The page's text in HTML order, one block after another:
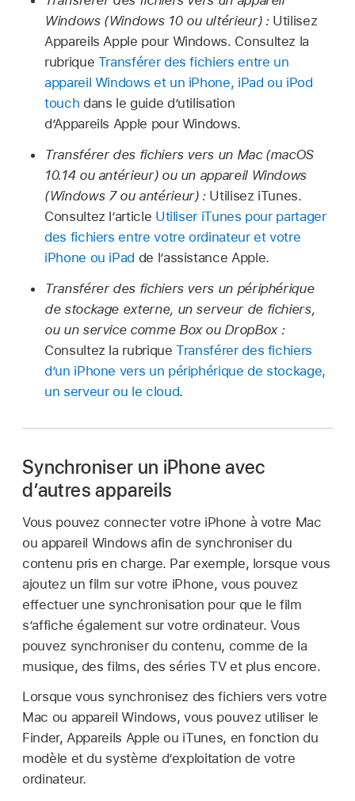
Windows (Windows 10 ou ultérieur) : Utilisez
Appareils Apple pour Windows. Consultez la
rubrique Transférer des fichiers entre un
appareil Windows et un iPhone, iPad ou iPod
touch dans le guide d’utilisation
d’Appareils Apple pour Windows.
Transférer des fichiers vers un Mac (macOS
10.14 ou antérieur) ou un appareil Windows
(Windows 7 ou antérieur) : Utilisez iTunes.
Consultez l’article Utiliser iTunes pour partager
des fichiers entre votre ordinateur et votre
iPhone ou iPad de l’assistance Apple.
Transférer des fichiers vers un périphérique
de stockage externe, un serveur de fichiers,
ou un service comme Box ou DropBox :
Consultez la rubriqueTransférer des fichiers
d’un iPhone vers un périphérique de stockage,
un serveur ou le cloud.
Synchroniser un iPhone avec
d’autres appareils
Vous pouvez connecter votre iPhone à votre Mac
ou appareil Windows afin de synchroniser du
contenu pris en charge. Par exemple, lorsque vous
ajoutez un film sur votre iPhone, vous pouvez
effectuer une synchronisation pour que le film
s’affiche également sur votre ordinateur. Vous
pouvez synchroniser du contenu, comme de la
musique, des films, des séries TV et plus encore.
Lorsque vous synchronisez des fichiers vers votre
Mac ou appareil Windows, vous pouvez utiliser le
Finder, Appareils Apple ou iTunes, en fonction du
modèle et du système d’exploitation de votre
ordinateur.